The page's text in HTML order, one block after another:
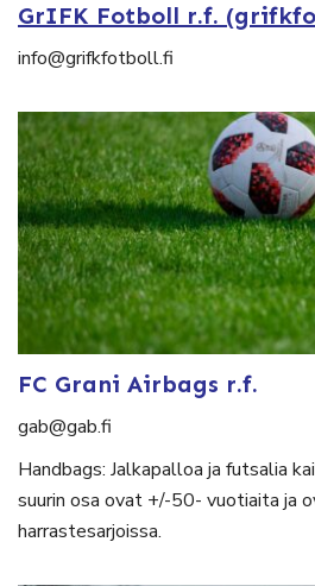
GrIFK Fotboll r.f.
info@grifkfotboll.fi
FC Grani Airbags r.f.
gab@gab.fi
Handbags: Jalkapalloa ja futsalia
suurin osa ovat +/-50- vuotiaita ja
harrastesarjoissa.